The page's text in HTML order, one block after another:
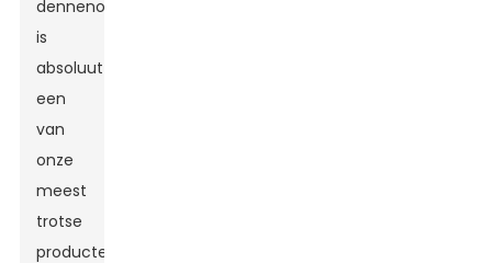
dennenolie
is
absoluut
een
van
onze
meest
trotse
producten.